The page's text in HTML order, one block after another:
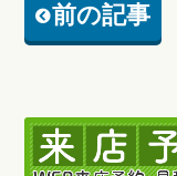
前の記事